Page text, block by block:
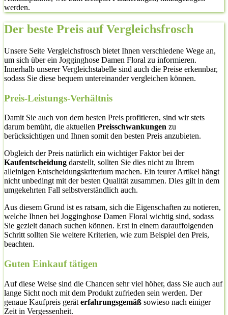
werden.
Der beste Preis auf Vergleichsfrosch
Unsere Seite Vergleichsfrosch bietet Ihnen verschiedene Wege an,
um sich über ein Jogginghose Damen Floral zu informieren.
Innerhalb unserer Vergleichstabelle sind auch die Preise erkennbar,
sodass Sie diese bequem untereinander vergleichen können.
Preis-Leistungs-Verhältnis
Damit Sie auch von dem besten Preis profitieren, sind wir stets
darum bemüht, die aktuellen Preisschwankungen zu
berücksichtigen und Ihnen somit den besten Preis anzubieten.
Obgleich der Preis natürlich ein wichtiger Faktor bei der
Kaufentscheidung darstellt, sollten Sie dies nicht zu Ihrem
alleinigen Entscheidungskriterium machen. Ein teurer Artikel hängt
nicht unbedingt mit der besten Qualität zusammen. Dies gilt in dem
umgekehrten Fall selbstverständlich auch.
Aus diesem Grund ist es ratsam, sich die Eigenschaften zu notieren,
welche Ihnen bei Jogginghose Damen Floral wichtig sind, sodass
Sie gezielt danach suchen können. Erst in einem darauffolgenden
Schritt sollten Sie weitere Kriterien, wie zum Beispiel den Preis,
beachten.
Guten Einkauf tätigen
Auf diese Weise sind die Chancen sehr viel höher, dass Sie auch auf
lange Sicht noch mit dem Produkt zufrieden sein werden. Der
genaue Kaufpreis gerät erfahrungsgemäß sowieso nach einiger
Zeit in Vergessenheit.